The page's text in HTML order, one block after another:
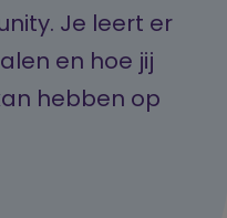
Je leert er
en hoe jij
hebben op